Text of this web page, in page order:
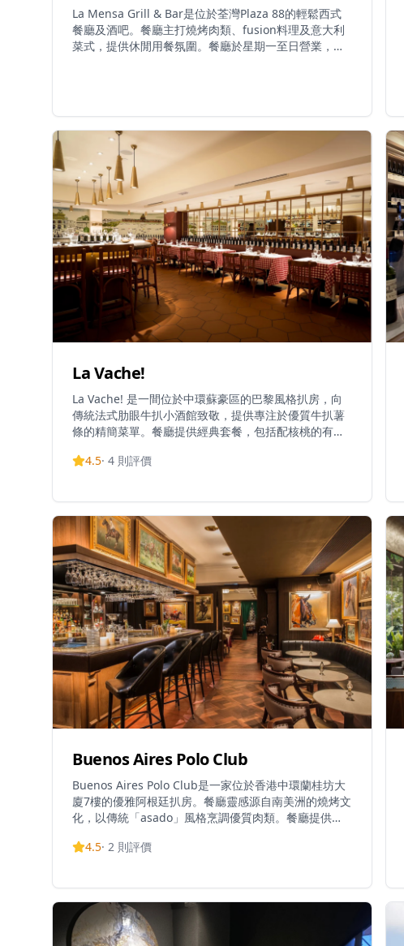
La Mensa Grill & Bar是位於荃灣Plaza 88的輕鬆西式
餐廳及酒吧。餐廳主打燒烤肉類、fusion料理及意大利
菜式，提供休閒用餐氛圍。餐廳於星期一至日營業，時
fusion料理的熱門餐廳。
La Vache!
La Vache! 是一間位於中環蘇豪區的巴黎風格扒房，向
傳統法式肋眼牛扒小酒館致敬，提供專注於優質牛扒薯
條的精簡菜單。餐廳提供經典套餐，包括配核桃的有機
配招牌秘製香草牛油醬，以及無限量手切法式薯條。牛
美，服務員會主動為客人添加。餐廳氛圍熱鬧輕鬆，配
以昏暗燈光和復古巴黎海報，非常適合朋友聚會和休閒
用餐。餐廳曾獲得OpenRice 2018年最佳餐廳獎，隸屬
於Black Sheep Restaurants集團。額外服務包括自攜
酒水（港幣$350開瓶費）、網上訂座，以及午餐訂座免
費甜品和晚餐免費氣泡酒等特別優惠。套餐每位港幣
$418（未加一），在中環區屬合理價位，但由於晚市經
常爆滿，強烈建議提前訂座。
4.5· 4 則評價
Buenos Aires Polo Club
Buenos Aires Polo Club是一家位於香港中環蘭桂坊大
廈7樓的優雅阿根廷扒房。餐廳靈感源自南美洲的燒烤文
化，以傳統「asado」風格烹調優質肉類。餐廳提供全
餐。餐廳提供無麩質選擇並接受信用卡付款。營業時間
滿活力的SOHO區，鄰近蘭桂坊這個香港最受歡迎的夜
生活熱點。餐廳設有尊貴刀具持有人計劃，用餐者可在
晚餐期間使用來自其無與倫比的牛扒刀收藏中的獨特刀
4.5· 2 則評價